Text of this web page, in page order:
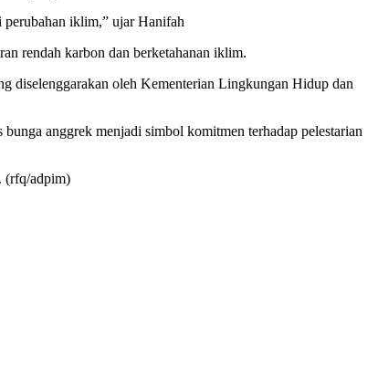
perubahan iklim,” ujar Hanifah
rendah karbon dan berketahanan iklim.
diselenggarakan oleh Kementerian Lingkungan Hidup dan
anggrek menjadi simbol komitmen terhadap pelestarian
(rfq/adpim)